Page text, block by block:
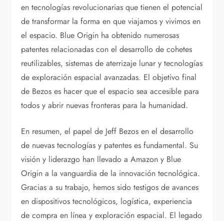
en tecnologías revolucionarias que tienen el potencial
de transformar la forma en que viajamos y vivimos en
el espacio. Blue Origin ha obtenido numerosas
patentes relacionadas con el desarrollo de cohetes
reutilizables, sistemas de aterrizaje lunar y tecnologías
de exploración espacial avanzadas. El objetivo final
de Bezos es hacer que el espacio sea accesible para
todos y abrir nuevas fronteras para la humanidad.
En resumen, el papel de Jeff Bezos en el desarrollo
de nuevas tecnologías y patentes es fundamental. Su
visión y liderazgo han llevado a Amazon y Blue
Origin a la vanguardia de la innovación tecnológica.
Gracias a su trabajo, hemos sido testigos de avances
en dispositivos tecnológicos, logística, experiencia
de compra en línea y exploración espacial. El legado